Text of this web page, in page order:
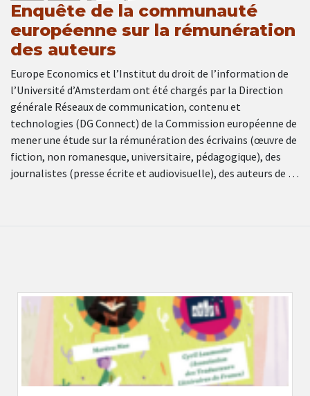
Enquête de la communauté
européenne sur la rémunération
des auteurs
Europe Economics et l’Institut du droit de l’information de
l’Université d’Amsterdam ont été chargés par la Direction
générale Réseaux de communication, contenu et
technologies (DG Connect) de la Commission européenne de
mener une étude sur la rémunération des écrivains (œuvre de
fiction, non romanesque, universitaire, pédagogique), des
journalistes (presse écrite et audiovisuelle), des auteurs de …